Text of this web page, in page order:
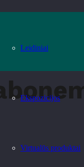
Leidiniai
Ekspozicijos
Virtualūs produktai